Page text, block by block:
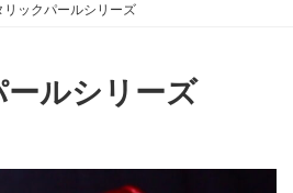
リックパールシリーズ
ルシリーズ